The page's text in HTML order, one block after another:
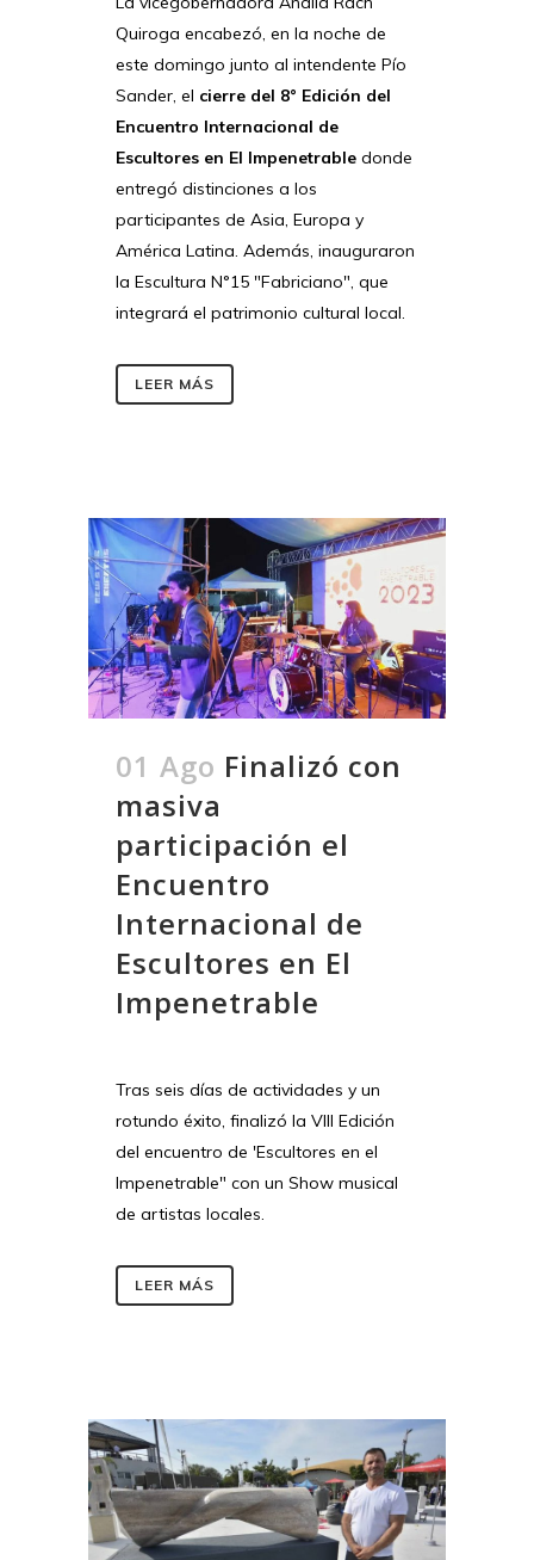
Quiroga encabezó, en la noche de
este domingo junto al intendente Pío
Sander, el cierre del 8° Edición del
Encuentro Internacional de
Escultores en El Impenetrable donde
entregó distinciones a los
participantes de Asia, Europa y
América Latina. Además, inauguraron
la Escultura N°15 "Fabriciano", que
integrará el patrimonio cultural local.
LEER MÁS
01 Ago Finalizó con
masiva
participación el
Encuentro
Internacional de
Escultores en El
Impenetrable
Tras seis días de actividades y un
rotundo éxito, finalizó la VIII Edición
del encuentro de 'Escultores en el
Impenetrable" con un Show musical
de artistas locales.
LEER MÁS